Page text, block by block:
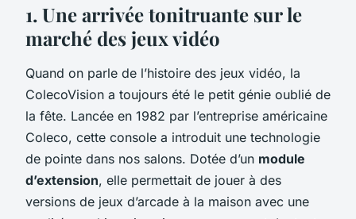
1. Une arrivée tonitruante sur le
marché des jeux vidéo
Quand on parle de l’histoire des jeux vidéo, la
ColecoVision a toujours été le petit génie oublié de
la fête. Lancée en 1982 par l’entreprise américaine
Coleco, cette console a introduit une technologie
de pointe dans nos salons. Dotée d’un module
d’extension, elle permettait de jouer à des
versions de jeux d’arcade à la maison avec une